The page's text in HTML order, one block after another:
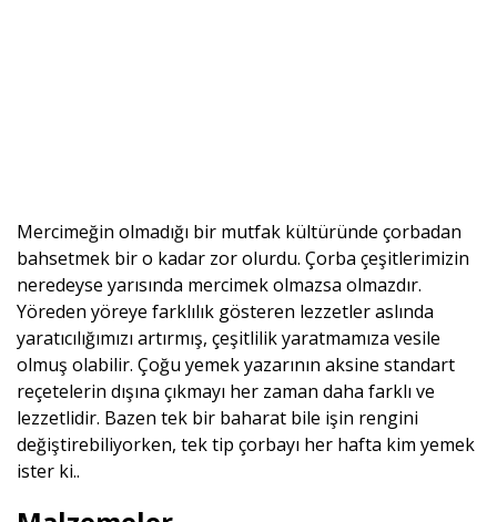
Mercimeğin olmadığı bir mutfak kültüründe çorbadan
bahsetmek bir o kadar zor olurdu. Çorba çeşitlerimizin
neredeyse yarısında mercimek olmazsa olmazdır.
Yöreden yöreye farklılık gösteren lezzetler aslında
yaratıcılığımızı artırmış, çeşitlilik yaratmamıza vesile
olmuş olabilir. Çoğu yemek yazarının aksine standart
reçetelerin dışına çıkmayı her zaman daha farklı ve
lezzetlidir. Bazen tek bir baharat bile işin rengini
değiştirebiliyorken, tek tip çorbayı her hafta kim yemek
ister ki..